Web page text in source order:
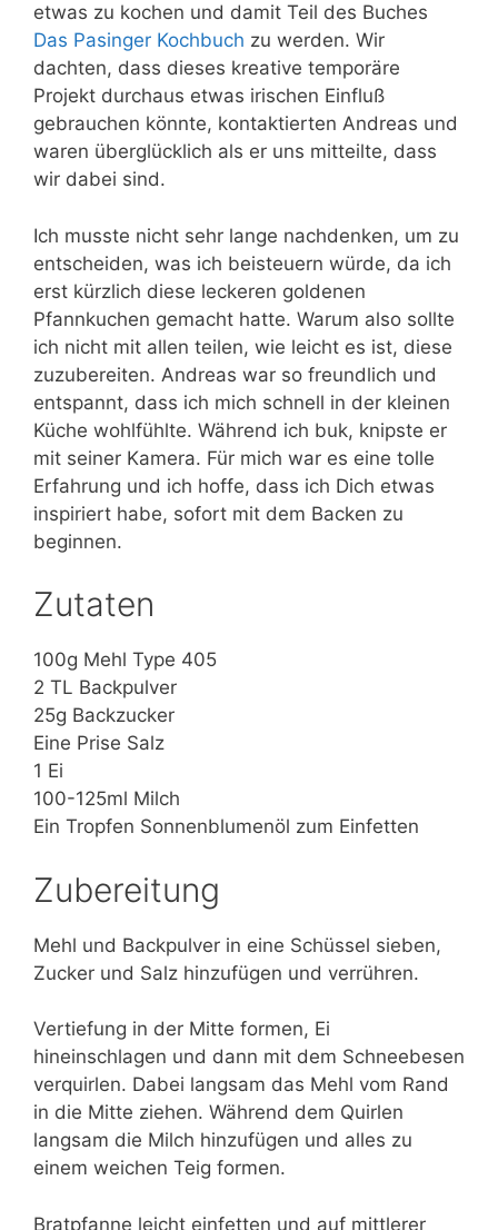
etwas zu kochen und damit Teil des Buches
Das Pasinger Kochbuch zu werden. Wir
dachten, dass dieses kreative temporäre
Projekt durchaus etwas irischen Einfluß
gebrauchen könnte, kontaktierten Andreas und
waren überglücklich als er uns mitteilte, dass
wir dabei sind.
Ich musste nicht sehr lange nachdenken, um zu
entscheiden, was ich beisteuern würde, da ich
erst kürzlich diese leckeren goldenen
Pfannkuchen gemacht hatte. Warum also sollte
ich nicht mit allen teilen, wie leicht es ist, diese
zuzubereiten. Andreas war so freundlich und
entspannt, dass ich mich schnell in der kleinen
Küche wohlfühlte. Während ich buk, knipste er
mit seiner Kamera. Für mich war es eine tolle
Erfahrung und ich hoffe, dass ich Dich etwas
inspiriert habe, sofort mit dem Backen zu
beginnen.
Zutaten
100g Mehl Type 405
2 TL Backpulver
25g Backzucker
Eine Prise Salz
1 Ei
100-125ml Milch
Ein Tropfen Sonnenblumenöl zum Einfetten
Zubereitung
Mehl und Backpulver in eine Schüssel sieben,
Zucker und Salz hinzufügen und verrühren.
Vertiefung in der Mitte formen, Ei
hineinschlagen und dann mit dem Schneebesen
verquirlen. Dabei langsam das Mehl vom Rand
in die Mitte ziehen. Während dem Quirlen
langsam die Milch hinzufügen und alles zu
einem weichen Teig formen.
Bratpfanne leicht einfetten und auf mittlerer